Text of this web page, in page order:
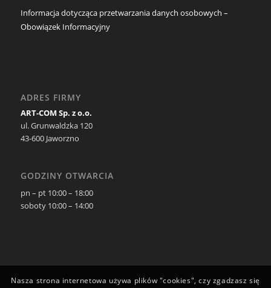
Informacja dotycząca przetwarzania danych osobowych –
Obowiązek Informacyjny
ADRES FIRMY
ART-COM Sp. z o.o.
ul. Grunwaldzka 120
43-600 Jaworzno
GODZINY OTWARCIA
pn – pt 10:00 – 18:00
soboty 10:00 – 14:00
Nasza strona internetowa używa plików "cookies", czy zgadzasz się